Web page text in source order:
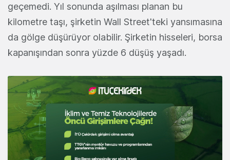
geçemedi. Yıl sonunda aşılması planan bu
kilometre taşı, şirketin Wall Street'teki yansımasına
da gölge düşürüyor olabilir. Şirketin hisseleri, borsa
kapanışından sonra yüzde 6 düşüş yaşadı.